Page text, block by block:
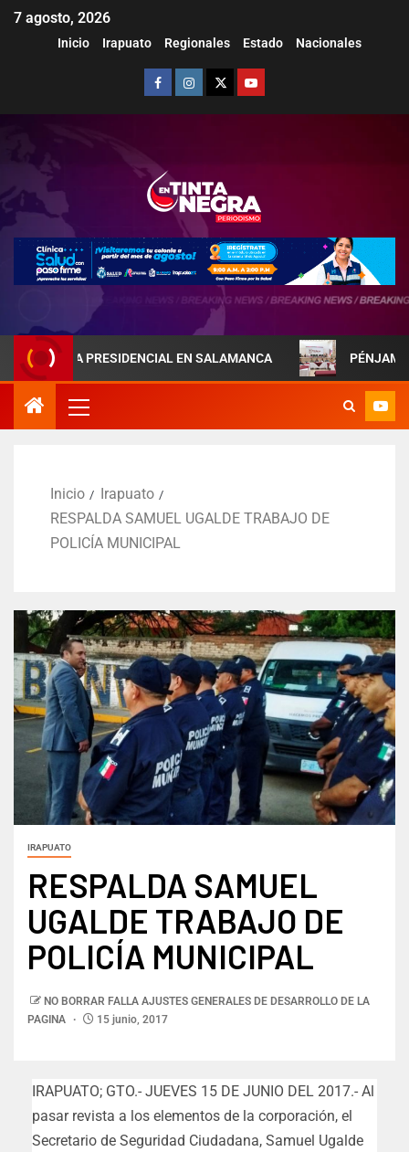
7 agosto, 2026
Inicio Irapuato Regionales Estado Nacionales
PRESIDENCIAL EN SALAMANCA PÉNJAMO
Inicio
Irapuato
RESPALDA SAMUEL UGALDE TRABAJO DE
POLICÍA MUNICIPAL
IRAPUATO
RESPALDA SAMUEL
UGALDE TRABAJO DE
POLICÍA MUNICIPAL
NO BORRAR FALLA AJUSTES GENERALES DE DESARROLLO DE LA
PAGINA
15 junio, 2017
IRAPUATO; GTO.- JUEVES 15 DE JUNIO DEL 2017.- Al
pasar revista a los elementos de la corporación, el
Secretario de Seguridad Ciudadana, Samuel Ugalde